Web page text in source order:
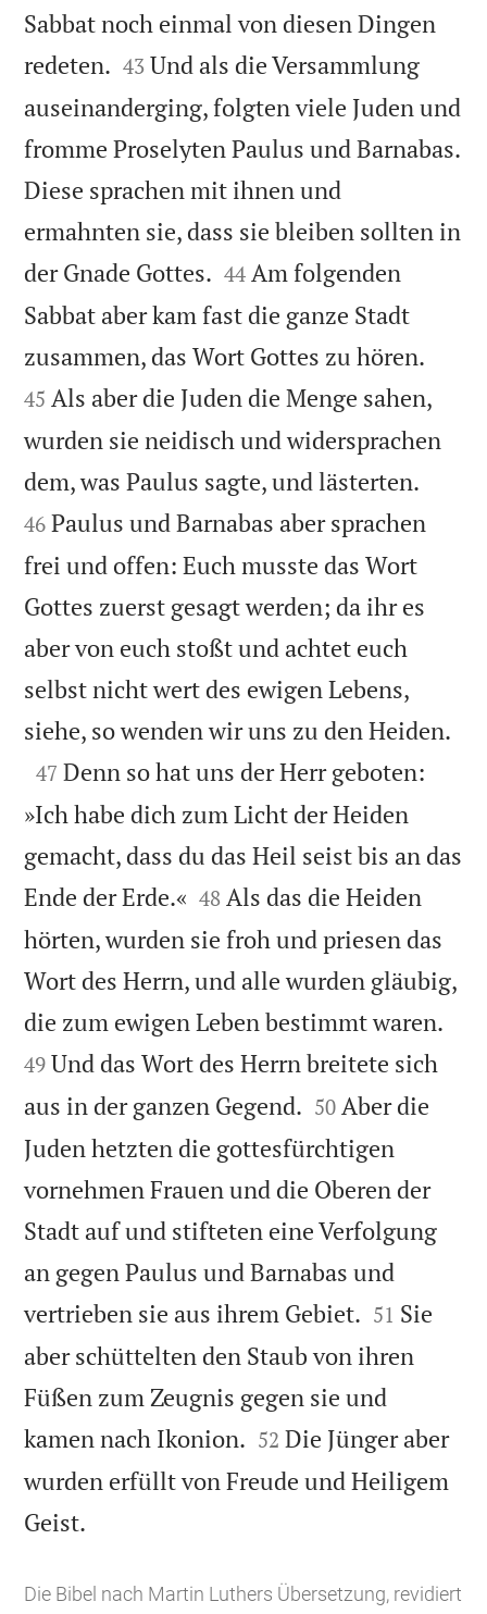
Sabbat noch einmal von diesen Dingen
redeten. 

43 Und als die Versammlung
auseinanderging, folgten viele Juden und
fromme Proselyten Paulus und Barnabas.
Diese sprachen mit ihnen und
ermahnten sie, dass sie bleiben sollten in
der Gnade Gottes. 

44 Am folgenden
Sabbat aber kam fast die ganze Stadt
zusammen, das Wort Gottes zu hören.
45 Als aber die Juden die Menge sahen,
wurden sie neidisch und widersprachen
dem, was Paulus sagte, und lästerten.
46 Paulus und Barnabas aber sprachen
frei und offen: Euch musste das Wort
Gottes zuerst gesagt werden; da ihr es
aber von euch stoßt und achtet euch
selbst nicht wert des ewigen Lebens,
siehe, so wenden wir uns zu den Heiden.

47 Denn so hat uns der Herr geboten:
»Ich habe dich zum Licht der Heiden
gemacht, dass du das Heil seist bis an das
Ende der Erde.« 

48 Als das die Heiden
hörten, wurden sie froh und priesen das
Wort des Herrn, und alle wurden gläubig,
die zum ewigen Leben bestimmt waren.
49 Und das Wort des Herrn breitete sich
aus in der ganzen Gegend. 

50 Aber die
Juden hetzten die gottesfürchtigen
vornehmen Frauen und die Oberen der
Stadt auf und stifteten eine Verfolgung
an gegen Paulus und Barnabas und
vertrieben sie aus ihrem Gebiet. 

51 Sie
aber schüttelten den Staub von ihren
Füßen zum Zeugnis gegen sie und
kamen nach Ikonion. 

52 Die Jünger aber
wurden erfüllt von Freude und Heiligem
Geist.
Die Bibel nach Martin Luthers Übersetzung, revidiert